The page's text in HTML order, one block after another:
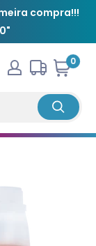
compra!!!
0